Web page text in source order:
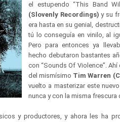
el estupendo “This Band
(Slovenly Recordings) y su
era hasta en su genial,
tú lo conseguía en vinilo, al
Pero para entonces ya
hecho debutaron bastantes
con “Sounds Of Violence”.
del mismísimo Tim Warren
vuelto a masterizar este
nunca y con la misma
y productores, y ahora les ha